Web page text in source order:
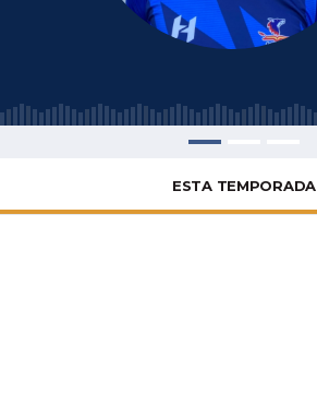
ESTA TEMPORADA